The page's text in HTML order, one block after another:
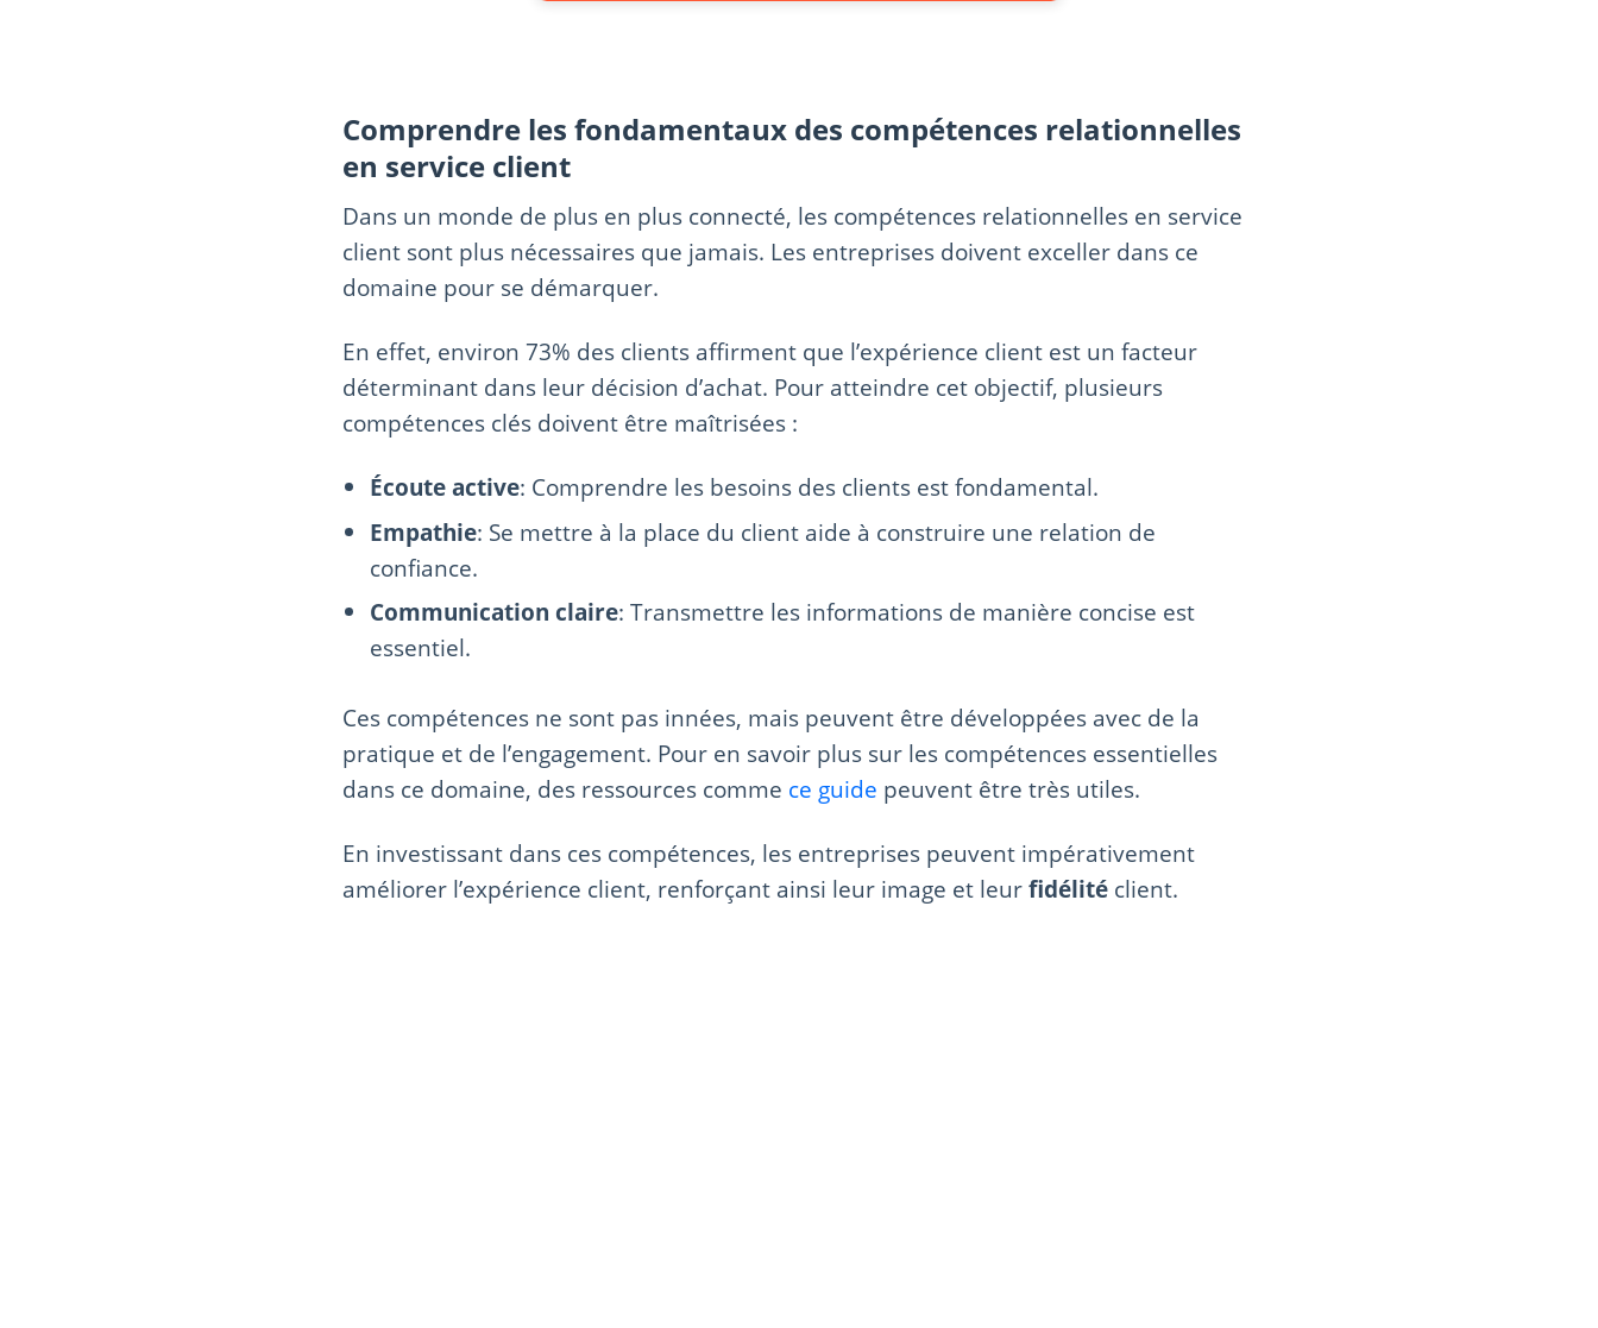
Comprendre les fondamentaux des compétences relationnelles
en service client
Dans un monde de plus en plus connecté, les compétences relationnelles en service
client sont plus nécessaires que jamais. Les entreprises doivent exceller dans ce
domaine pour se démarquer.
En effet, environ 73% des clients affirment que l’expérience client est un facteur
déterminant dans leur décision d’achat. Pour atteindre cet objectif, plusieurs
compétences clés doivent être maîtrisées :
Écoute active: Comprendre les besoins des clients est fondamental.
Empathie: Se mettre à la place du client aide à construire une relation de
confiance.
Communication claire: Transmettre les informations de manière concise est
essentiel.
Ces compétences ne sont pas innées, mais peuvent être développées avec de la
pratique et de l’engagement. Pour en savoir plus sur les compétences essentielles
dans ce domaine, des ressources comme ce guide peuvent être très utiles.
En investissant dans ces compétences, les entreprises peuvent impérativement
améliorer l’expérience client, renforçant ainsi leur image et leurfidélité client.